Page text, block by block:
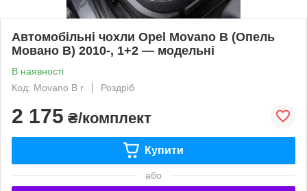
Автомобільні чохли Opel Movano B (Опель
Мовано B) 2010-, 1+2 — модельні
В наявності
Код: Movano B r
Роздріб
2 175 ₴/комплект
Купити
або